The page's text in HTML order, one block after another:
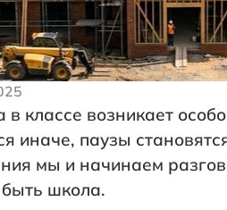
в классе возникает
иначе, паузы
мы и начинаем
школа.